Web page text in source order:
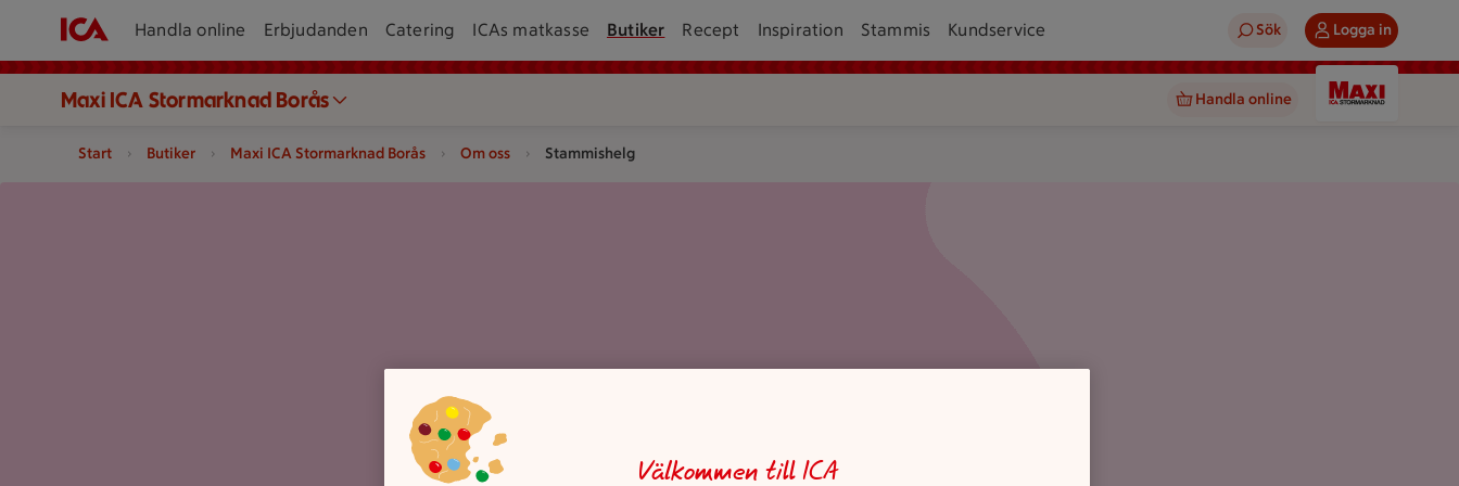
Handla online Erbjudanden Catering ICAs matkasse Butiker Recept Inspiration Stammis Kundservice Sök Logga in
Maxi ICA Stormarknad Borås Handla online
Start Butiker Maxi ICA Stormarknad Borås Om oss Stammishelg
Välkommen till ICA